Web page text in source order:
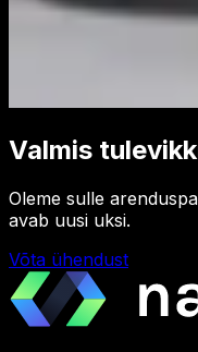
Valmis
Oleme sulle
avab uusi uksi.
Võta ühendust